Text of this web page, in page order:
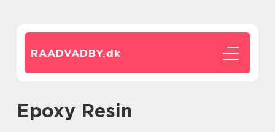
RAADVADBY.dk
Epoxy Resin